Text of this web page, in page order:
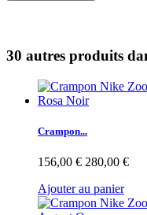
30 autres produits
Crampon...
156,00 € 280,00 €
Ajouter au panier